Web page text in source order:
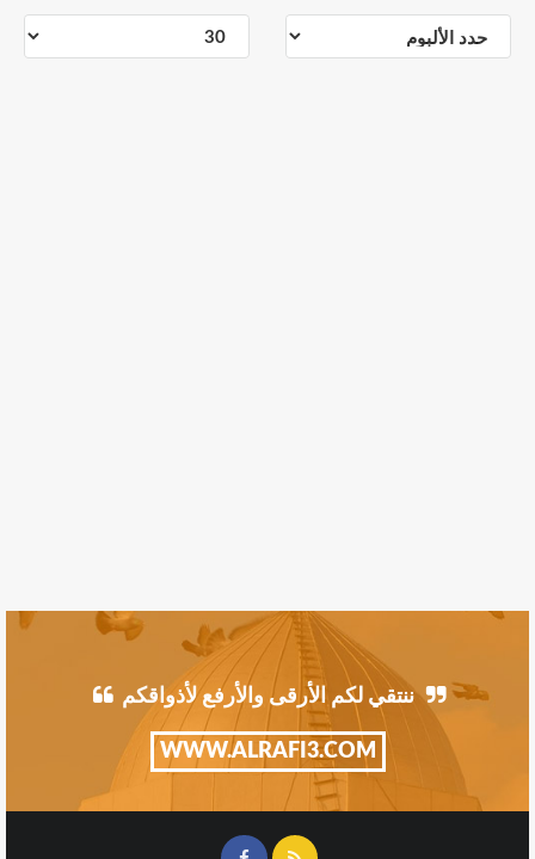
ننتقي لكم الأرقى والأرفع لأذواقكم
WWW.ALRAFI3.COM